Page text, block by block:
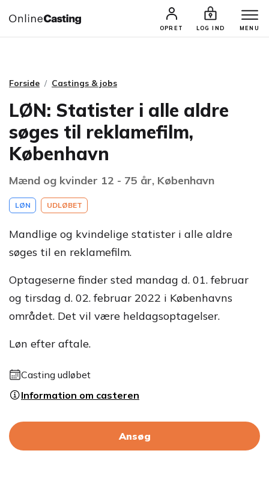
OPRET LOG IND MENU
CASTINGS & JOBS SØG PROFIL
Forside Castings & jobs
LØN: Statister i alle aldre
søges til reklamefilm,
København
Mænd og kvinder 12 - 75 år, København
LØN UDLØBET
Mandlige og kvindelige statister i alle aldre
søges til en reklamefilm.
Optageserne finder sted mandag d. 01. februar
og tirsdag d. 02. februar 2022 i Københavns
området. Det vil være heldagsoptagelser.
Løn efter aftale.
Casting udløbet
Information om casteren
Ansøg